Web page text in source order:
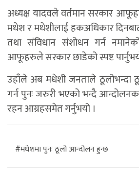
अध्यक्ष यादवले वर्तमान सरकार
मधेश र मधेशीलाई हकअधिकार
तथा संविधान संशोधन गर्न
आफूहरुले सरकार छाडेको स्पष्ट
उहाँले अब मधेशी जनताले ठूलोभन्दा
गर्न पुनः जरुरी भएको भन्दै
रहन आग्रहसमेत गर्नुभयो ।
#मधेशमा पुनः ठूलो आन्दोलन हुन्छ